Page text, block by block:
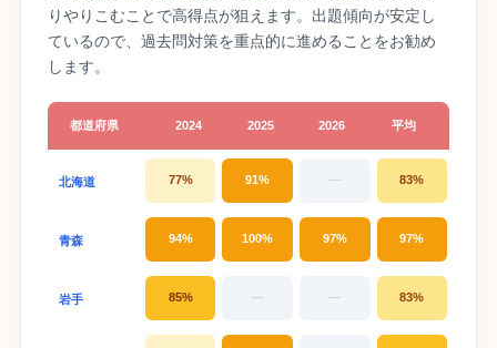
りやりこむことで高得点が狙えます。出題傾向が安定し
ているので、過去問対策を重点的に進めることをお勧め
します。
都道府県 2024 2025 2026 平均
北海道 77% 91% — 83%
青森 94% 100% 97% 97%
岩手 85% — — 83%